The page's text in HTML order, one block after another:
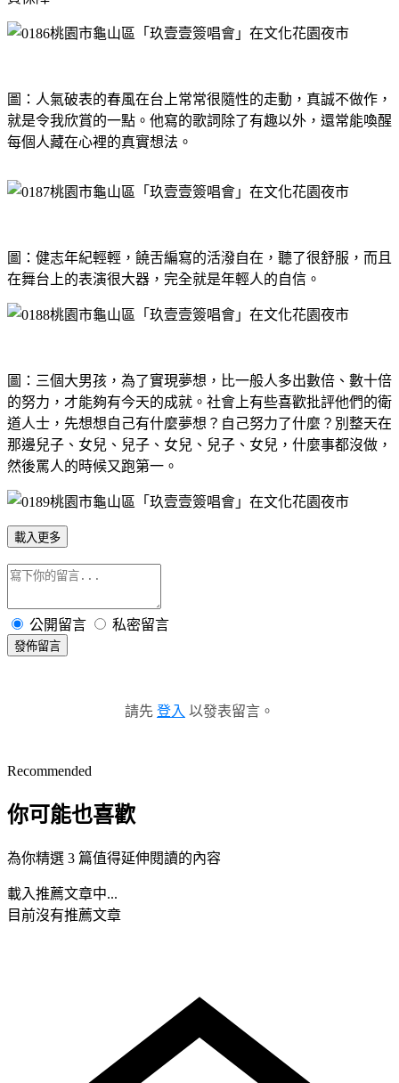
圖：人氣破表的春風在台上常常很隨性的走動，真誠不做作，
就是令我欣賞的一點。他寫的歌詞除了有趣以外，還常能喚醒
每個人藏在心裡的真實想法。
圖：健志年紀輕輕，饒舌編寫的活潑自在，聽了很舒服，而且
在舞台上的表演很大器，完全就是年輕人的自信。
圖：三個大男孩，為了實現夢想，比一般人多出數倍、數十倍
的努力，才能夠有今天的成就。社會上有些喜歡批評他們的衛
道人士，先想想自己有什麼夢想？自己努力了什麼？別整天在
那邊兒子、女兒、兒子、女兒、兒子、女兒，什麼事都沒做，
然後罵人的時候又跑第一。
載入更多
公開留言 私密留言
發佈留言
請先 登入 以發表留言。
Recommended
你可能也喜歡
為你精選 3 篇值得延伸閱讀的內容
載入推薦文章中...
目前沒有推薦文章